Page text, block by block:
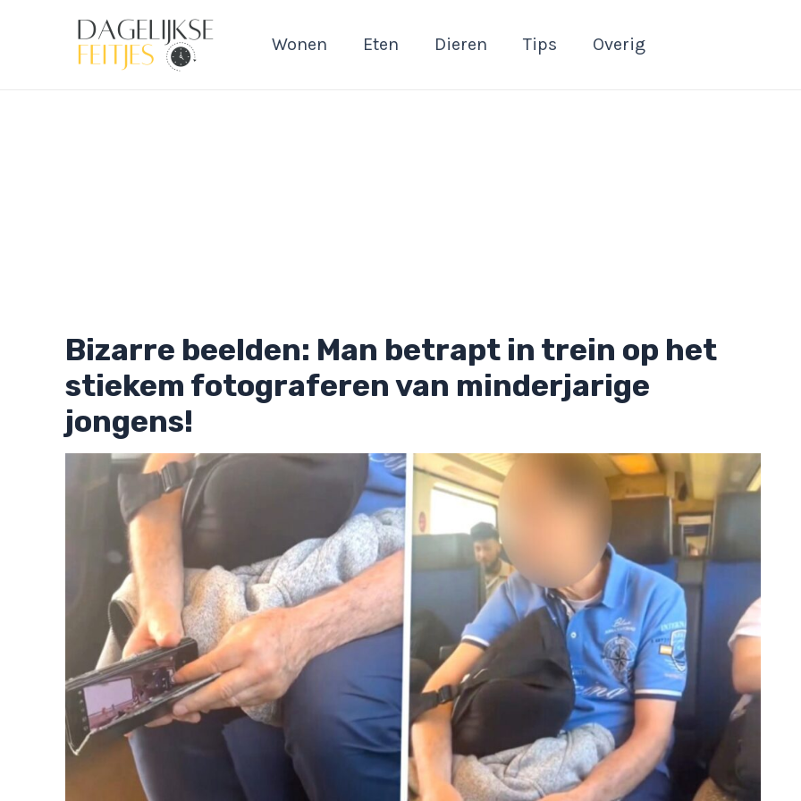
Wonen Eten Dieren Tips Overig
Bizarre beelden: Man betrapt in trein op het
stiekem fotograferen van minderjarige
jongens!